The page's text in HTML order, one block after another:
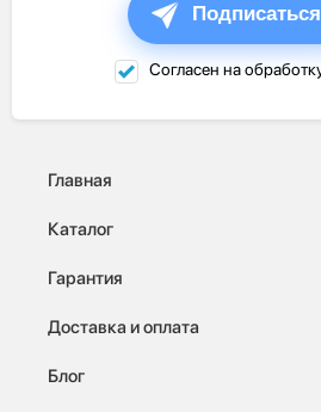
Подписаться
Согласен на
Главная
Каталог
Гарантия
Доставка и оплата
Блог